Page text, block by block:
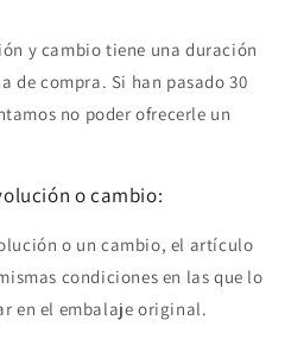
y cambio tiene una duración
de compra. Si han pasado 30
no poder ofrecerle un
o cambio:
o un cambio, el artículo
condiciones en las que lo
en el embalaje original.